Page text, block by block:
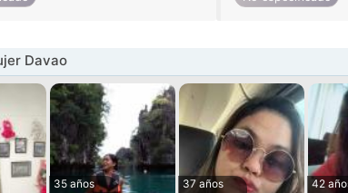
Davao
35 años
37 años
42